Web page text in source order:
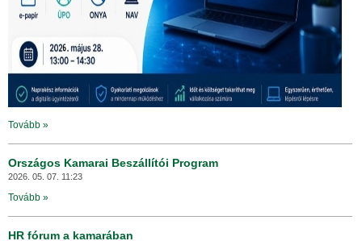
Tovább »
Országos Kamarai Beszállítói Program
2026. 05. 07. 11:23
Tovább »
HR fórum a kamarában